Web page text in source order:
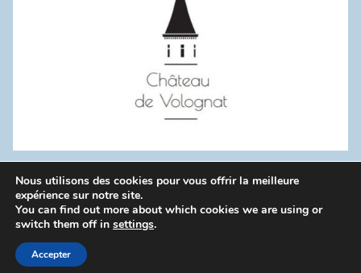
WordPress Theme: Donovan by ThemeZee.
Politique de confidentialité
Nous utilisons des cookies pour vous offrir la meilleure
expérience sur notre site.
You can find out more about which cookies we are using or
switch them off in settings.
Accepter